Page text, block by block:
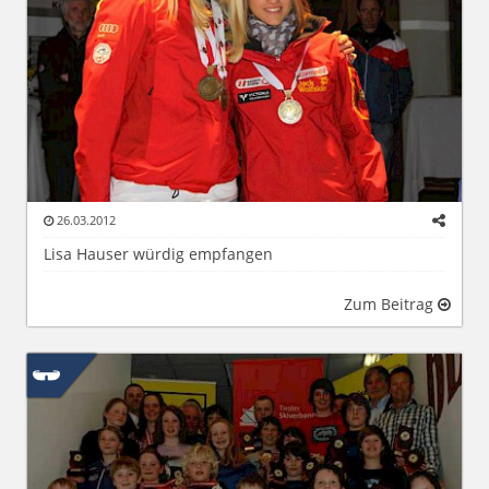
26.03.2012
Lisa Hauser würdig empfangen
Zum Beitrag